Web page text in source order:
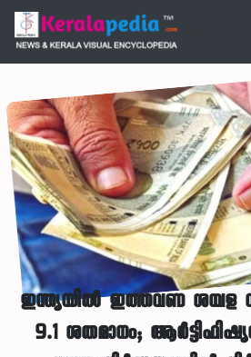
ഇന്ത്യയിൽ ഇത്തവണ ശമ്പള
9.1 ശതമാനം;